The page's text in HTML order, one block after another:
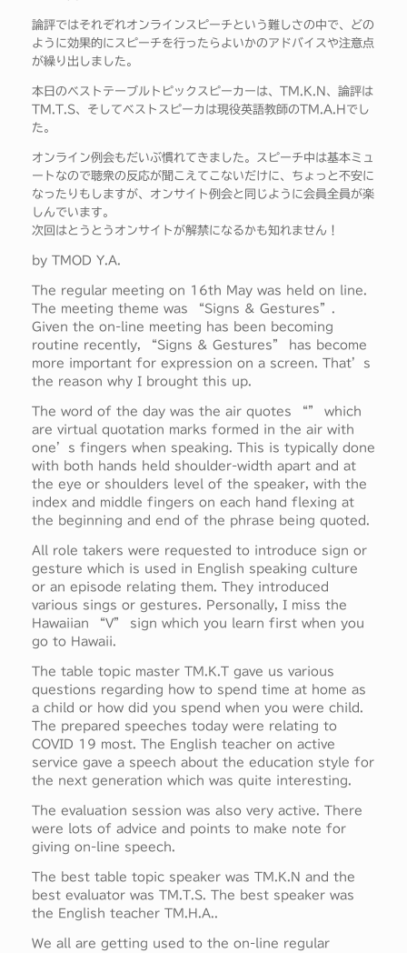
論評ではそれぞれオンラインスピーチという難しさの中で、どの
ように効果的にスピーチを行ったらよいかのアドバイスや注意点
が繰り出しました。
本日のベストテーブルトピックスピーカーは、TM.K.N、論評は
TM.T.S、そしてベストスピーカは現役英語教師のTM.A.Hでし
た。
オンライン例会もだいぶ慣れてきました。スピーチ中は基本ミュ
ートなので聴衆の反応が聞こえてこないだけに、ちょっと不安に
なったりもしますが、オンサイト例会と同じように会員全員が楽
しんでいます。
次回はとうとうオンサイトが解禁になるかも知れません！
by TMOD Y.A.
The regular meeting on 16th May was held on line.
The meeting theme was “Signs & Gestures”.
Given the on-line meeting has been becoming
routine recently, “Signs & Gestures” has become
more important for expression on a screen. That’s
the reason why I brought this up.
The word of the day was the air quotes “” which
are virtual quotation marks formed in the air with
one’s fingers when speaking. This is typically done
with both hands held shoulder-width apart and at
the eye or shoulders level of the speaker, with the
index and middle fingers on each hand flexing at
the beginning and end of the phrase being quoted.
All role takers were requested to introduce sign or
gesture which is used in English speaking culture
or an episode relating them. They introduced
various sings or gestures. Personally, I miss the
Hawaiian “V” sign which you learn first when you
go to Hawaii.
The table topic master TM.K.T gave us various
questions regarding how to spend time at home as
a child or how did you spend when you were child.
The prepared speeches today were relating to
COVID 19 most. The English teacher on active
service gave a speech about the education style for
the next generation which was quite interesting.
The evaluation session was also very active. There
were lots of advice and points to make note for
giving on-line speech.
The best table topic speaker was TM.K.N and the
best evaluator was TM.T.S. The best speaker was
the English teacher TM.H.A..
We all are getting used to the on-line regular